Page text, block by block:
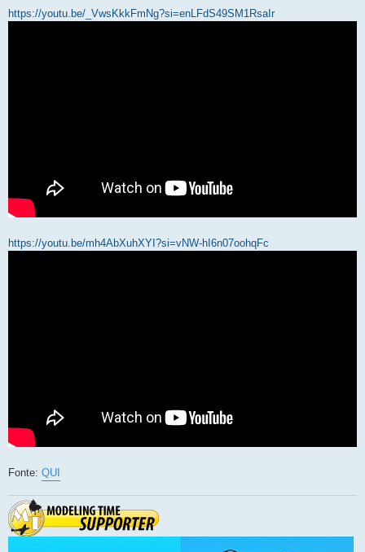
https://youtu.be/_VwsKkkFmNg?si=enLFdS49SM1RsaIr
https://youtu.be/mh4AbXuhXYI?si=vNW-hI6n07oohqFc
Fonte: QUI